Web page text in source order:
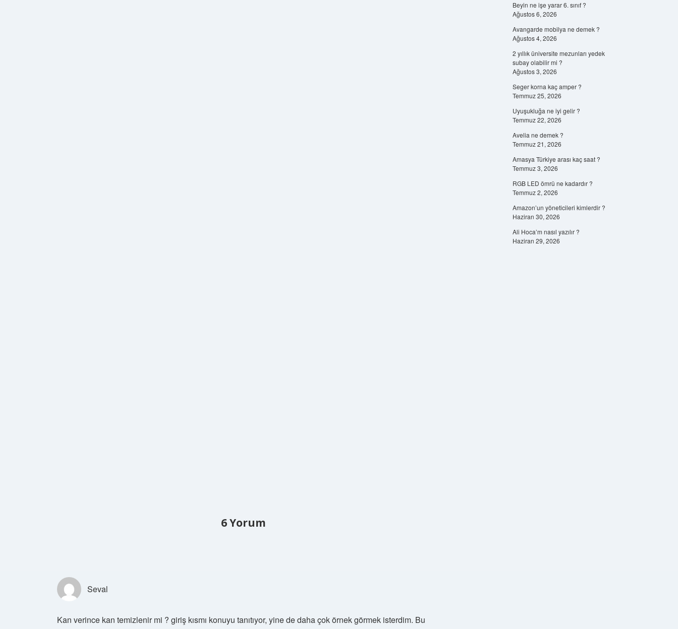
6 Yorum
Seval
Kan verince kan temizlenir mi ? giriş kısmı konuyu tanıtıyor, yine de daha çok örnek görmek isterdim. Bu
Beyin ne işe yarar 6. sınıf ?
Ağustos 6, 2026
Avangarde mobilya ne demek ?
Ağustos 4, 2026
2 yıllık üniversite mezunları yedek
subay olabilir mi ?
Ağustos 3, 2026
Seger korna kaç amper ?
Temmuz 25, 2026
Uyuşukluğa ne iyi gelir ?
Temmuz 22, 2026
Avelia ne demek ?
Temmuz 21, 2026
Amasya Türkiye arası kaç saat ?
Temmuz 3, 2026
RGB LED ömrü ne kadardır ?
Temmuz 2, 2026
Amazon’un yöneticileri kimlerdir ?
Haziran 30, 2026
Ali Hoca’m nasıl yazılır ?
Haziran 29, 2026